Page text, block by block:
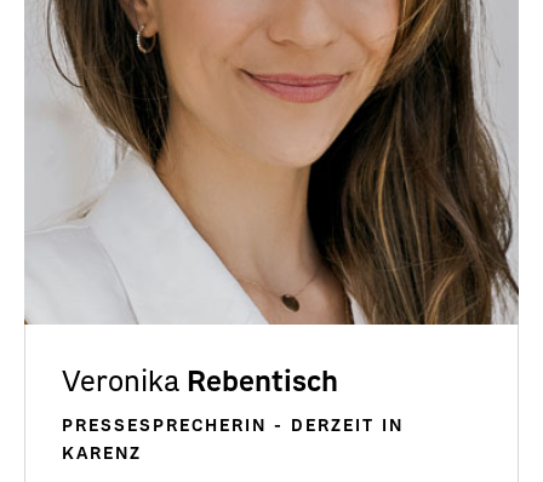
Veronika Rebentisch
PRESSESPRECHERIN - DERZEIT IN
KARENZ